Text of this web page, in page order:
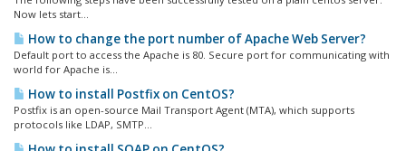
Now lets start...
How to change the port number of Apache Web Server?
Default port to access the Apache is 80. Secure port for communicating with
world for Apache is...
How to install Postfix on CentOS?
Postfix is an open-source Mail Transport Agent (MTA), which supports
protocols like LDAP, SMTP...